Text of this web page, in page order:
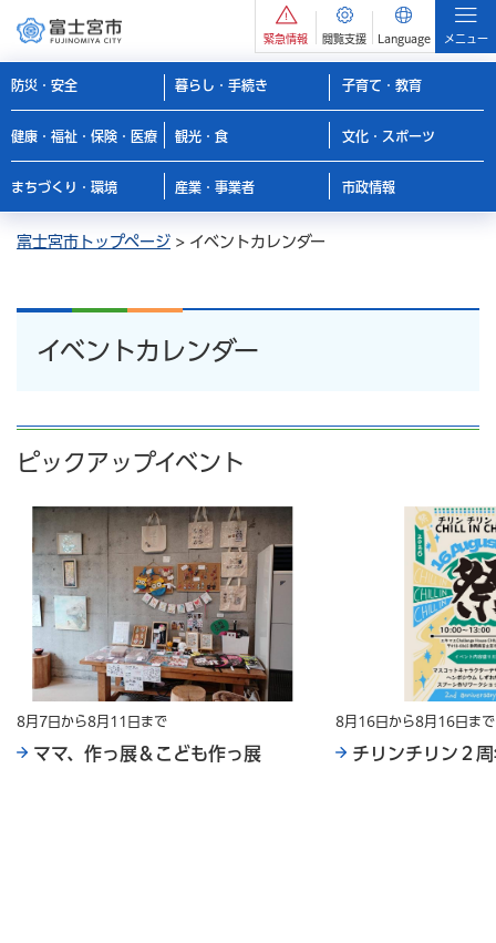
緊急情報 閲覧支援 Language メニュー
防災・安全 暮らし・手続き 子育て・教育
健康・福祉・保険・医療 観光・食 文化・スポーツ
まちづくり・環境 産業・事業者 市政情報
富士宮市トップページ > イベントカレンダー
イベントカレンダー
ピックアップイベント
8月7日から8月11日まで
ママ、作っ展＆こども作っ展
8月16日から8月16日まで
チリンチリン２